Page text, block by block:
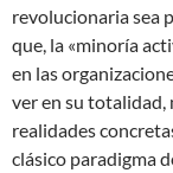
revolucionaria sea
que, la «minoría
en las
ver en su totalidad,
realidades
clásico paradigma